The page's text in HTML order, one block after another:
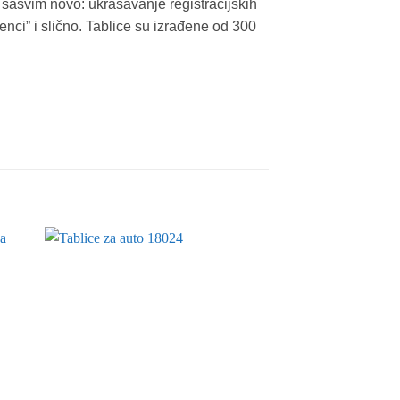
novo: ukrašavanje registracijskih
i slično. Tablice su izrađene od 300